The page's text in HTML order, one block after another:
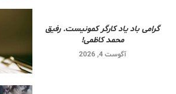
گرامی باد یاد کارگر کمونیست. رفیق
محمد کاظمی!
آگوست 4, 2026